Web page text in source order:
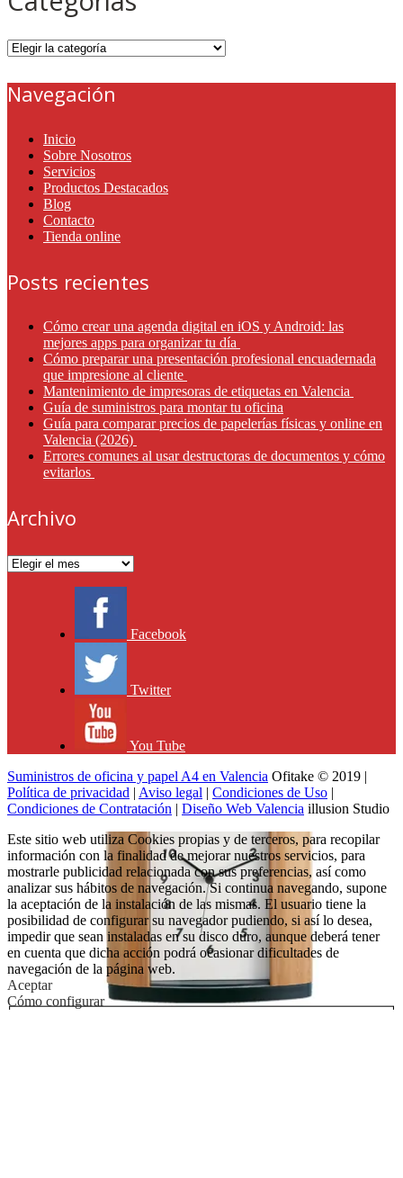
Categorías
Navegación
Inicio
Sobre Nosotros
Servicios
Productos Destacados
Blog
Contacto
Tienda online
Posts recientes
Cómo crear una agenda digital en iOS y Android: las
mejores apps para organizar tu día
Cómo preparar una presentación profesional encuadernada
que impresione al cliente
Mantenimiento de impresoras de etiquetas en Valencia
Guía de suministros para montar tu oficina
Guía para comparar precios de papelerías físicas y online en
Valencia (2026)
Errores comunes al usar destructoras de documentos y cómo
evitarlos
Archivo
Archivo
Facebook
Twitter
You Tube
Suministros de oficina y papel A4 en Valencia Ofitake © 2019 |
Política de privacidad | Aviso legal | Condiciones de Uso |
Condiciones de Contratación | Diseño Web Valencia illusion Studio
Este sitio web utiliza Cookies propias y de terceros, para recopilar
información con la finalidad de mejorar nuestros servicios, para
mostrarle publicidad relacionada con sus preferencias, así como
analizar sus hábitos de navegación. Si continua navegando, supone
la aceptación de la instalación de las mismas. El usuario tiene la
posibilidad de configurar su navegador pudiendo, si así lo desea,
impedir que sean instaladas en su disco duro, aunque deberá tener
en cuenta que dicha acción podrá ocasionar dificultades de
navegación de la página web.
Aceptar
Cómo configurar